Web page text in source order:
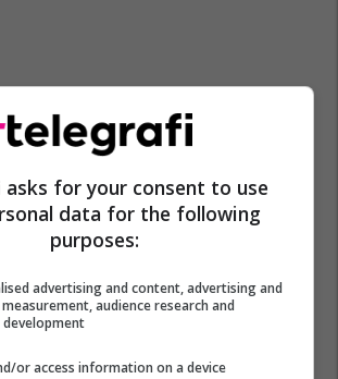
asks for your consent to use
data for the following
purposes:
advertising and content, advertising and
audience research and
development
or access information on a device